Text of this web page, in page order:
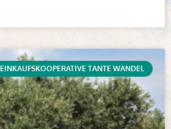
EINKAUFSKOOPERATIVE TANTE WANDEL